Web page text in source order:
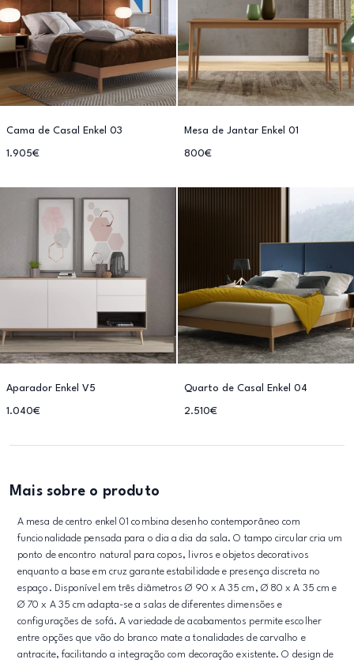
Cama de Casal Enkel 03
1.905€
Mesa de Jantar Enkel 01
800€
Aparador Enkel V5
1.040€
Quarto de Casal Enkel 04
2.510€
Mais sobre o produto
A mesa de centro enkel 01 combina desenho contemporâneo com
funcionalidade pensada para o dia a dia da sala. O tampo circular cria um
ponto de encontro natural para copos, livros e objetos decorativos
enquanto a base em cruz garante estabilidade e presença discreta no
espaço. Disponível em três diâmetros Ø 90 x A 35 cm, Ø 80 x A 35 cm e
Ø 70 x A 35 cm adapta-se a salas de diferentes dimensões e
configurações de sofá. A variedade de acabamentos permite escolher
entre opções que vão do branco mate a tonalidades de carvalho e
antracite, facilitando a integração com decoração existente. O design de